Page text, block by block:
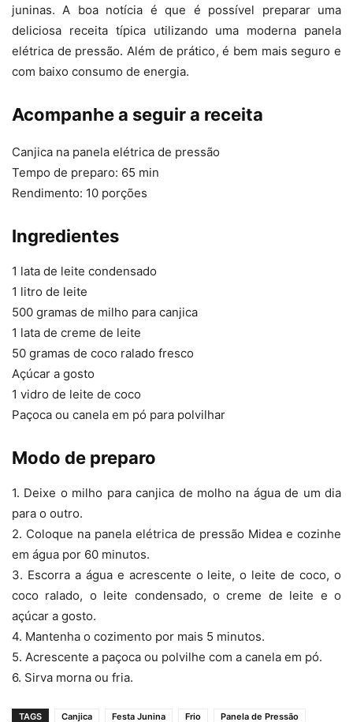
juninas. A boa notícia é que é possível preparar uma
deliciosa receita típica utilizando uma moderna panela
elétrica de pressão. Além de prático, é bem mais seguro e
com baixo consumo de energia.
Acompanhe a seguir a receita
Canjica na panela elétrica de pressão
Tempo de preparo: 65 min
Rendimento: 10 porções
Ingredientes
1 lata de leite condensado
1 litro de leite
500 gramas de milho para canjica
1 lata de creme de leite
50 gramas de coco ralado fresco
Açúcar a gosto
1 vidro de leite de coco
Paçoca ou canela em pó para polvilhar
Modo de preparo
1. Deixe o milho para canjica de molho na água de um dia
para o outro.
2. Coloque na panela elétrica de pressão Midea e cozinhe
em água por 60 minutos.
3. Escorra a água e acrescente o leite, o leite de coco, o
coco ralado, o leite condensado, o creme de leite e o
açúcar a gosto.
4. Mantenha o cozimento por mais 5 minutos.
5. Acrescente a paçoca ou polvilhe com a canela em pó.
6. Sirva morna ou fria.
TAGS Canjica Festa Junina Frio
Panela de Pressão